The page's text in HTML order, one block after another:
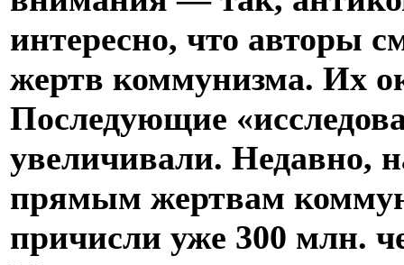
интересно, что авторы
жертв коммунизма. Их
Последующие
увеличивали. Недавно,
прямым жертвам
причисли уже 300 млн.